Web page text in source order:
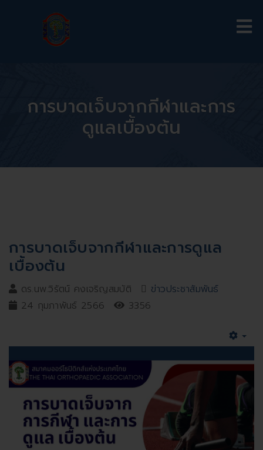
การบาดเจ็บจากกีฬาและการ
ดูแลเบื้องต้น
การบาดเจ็บจากกีฬาและการดูแล
เบื้องต้น
ดร.นพ.วิรัตน์ คงเจริญสมบัติ
ข่าวประชาสัมพันธ์
24 กุมภาพันธ์ 2566
3356